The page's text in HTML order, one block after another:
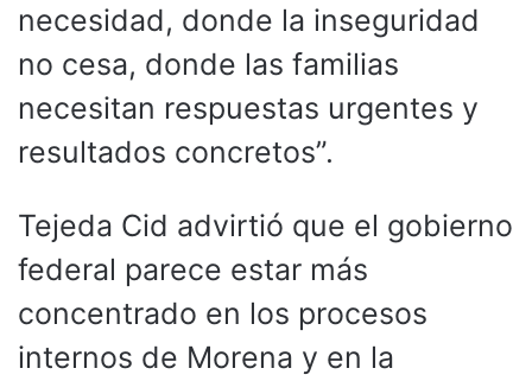
necesidad, donde la inseguridad
no cesa, donde las familias
necesitan respuestas urgentes y
resultados concretos”.
Tejeda Cid advirtió que el gobierno
federal parece estar más
concentrado en los procesos
internos de Morena y en la